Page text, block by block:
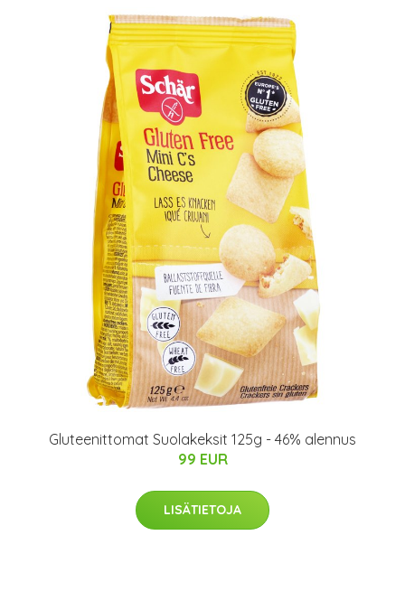
Gluteenittomat Suolakeksit 125g - 46% alennus
99 EUR
LISÄTIETOJA